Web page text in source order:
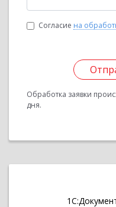
Согласие на
Обработка заявки
дня.